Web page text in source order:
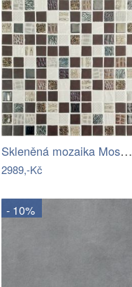
Skleněná mozaika Mosavit Safari marron…
2989,-Kč
- 10%